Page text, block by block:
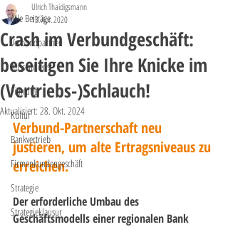
Alle Beiträge
Verbundpartner
Aussendienst
Führung
Kultur
Bankvertrieb
Firmenkundengeschäft
Strategie
Strategieklausur
Crash im Verbundgeschäft:
beseitigen Sie Ihre Knicke im
(Vertriebs-)Schlauch!
Ulrich Thaidigsmann
13. Apr. 2020
Aktualisiert: 28. Okt. 2024
Verbund-Partnerschaft neu
justieren, um alte Ertragsniveaus zu
erreichen.
Der erforderliche Umbau des
Geschäftsmodells einer regionalen Bank